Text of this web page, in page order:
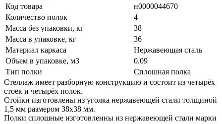
Код товара
н0000044670
Количество полок
4
Масса без упаковки, кг
38
Масса в упаковке, кг
36
Материал каркаса
Нержавеющая сталь
Объем в упаковке, м3
0.09
Тип полки
Сплошная полка
Стеллаж имеет разборную конструкцию и состоит из четырёх
стоек и четырёх полок.
Стойки изготовлены из уголка нержавеющей стали толщиной
1,5 мм размером 38х38 мм.
Полки сплошные изготовленны из нержавеющей стали марки